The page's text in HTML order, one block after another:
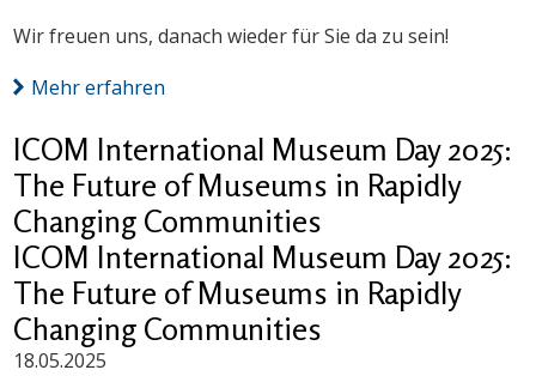
Wir freuen uns, danach wieder für Sie da zu sein!
Mehr erfahren
ICOM International Museum Day 2025:
The Future of Museums in Rapidly
Changing Communities
ICOM International Museum Day 2025:
The Future of Museums in Rapidly
Changing Communities
18.05.2025